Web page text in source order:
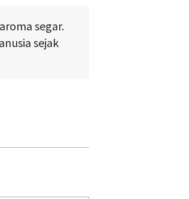
segar.
sejak